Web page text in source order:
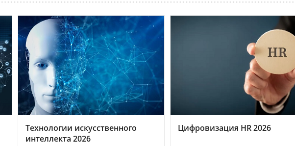
Технологии искусственного
интеллекта 2026
Цифровизация HR 2026